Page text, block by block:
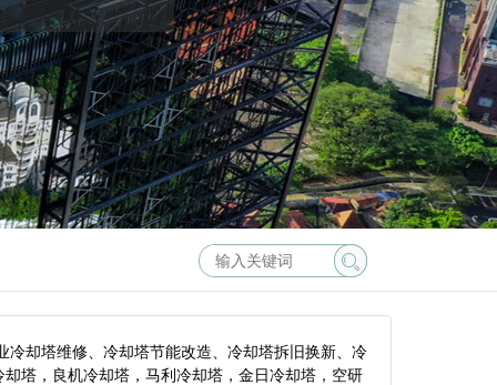
却塔维修、冷却塔节能改造、冷却塔拆旧换新、冷
塔，良机冷却塔，马利冷却塔，金日冷却塔，空研